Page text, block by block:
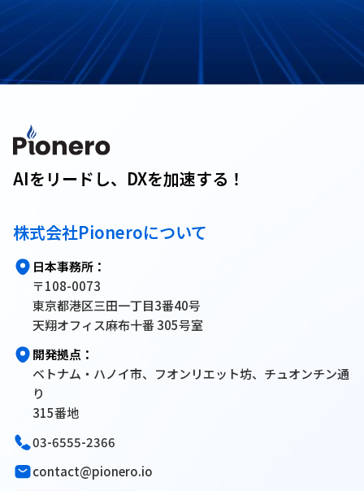
AIをリードし、DXを加速する！
株式会社Pioneroについて
日本事務所：
〒108-0073
東京都港区三田一丁目3番40号
天翔オフィス麻布十番 305号室
開発拠点：
ベトナム・ハノイ市、フオンリエット坊、チュオンチン通
り
315番地
03-6555-2366
contact@pionero.io